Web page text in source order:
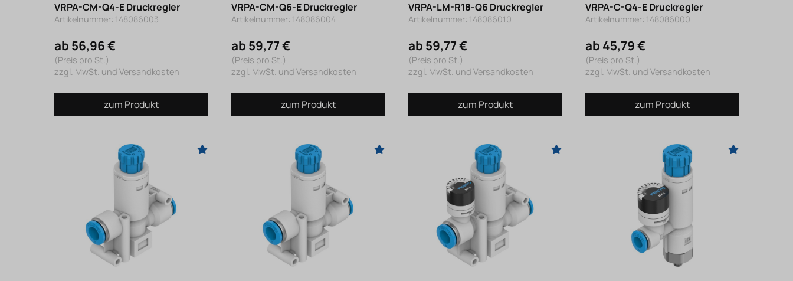
VRPA-CM-Q4-E Druckregler
Artikelnummer: 148086003
ab 56,96 €
(Preis pro St.)
zzgl. MwSt. und Versandkosten
zum Produkt
VRPA-CM-Q6-E Druckregler
Artikelnummer: 148086004
ab 59,77 €
(Preis pro St.)
zzgl. MwSt. und Versandkosten
zum Produkt
VRPA-LM-R18-Q6 Druckregler
Artikelnummer: 148086010
ab 59,77 €
(Preis pro St.)
zzgl. MwSt. und Versandkosten
zum Produkt
VRPA-C-Q4-E Druckregler
Artikelnummer: 148086000
ab 45,79 €
(Preis pro St.)
zzgl. MwSt. und Versandkosten
zum Produkt